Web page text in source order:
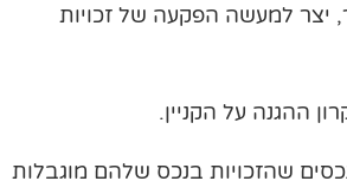
יצר למעשה הפקעה של זכויות
ההגנה על הקניין.
שהזכויות בנכס שלהם מוגבלות